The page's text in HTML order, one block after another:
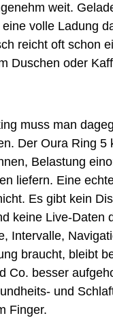
weit.
volle Ladung
reicht oft schon
Duschen oder
muss man
Der Oura Ring 5
Belastung
liefern. Eine
Es gibt kein
keine Live-Daten
Intervalle,
braucht, bleibt
Co. besser
und
Finger.